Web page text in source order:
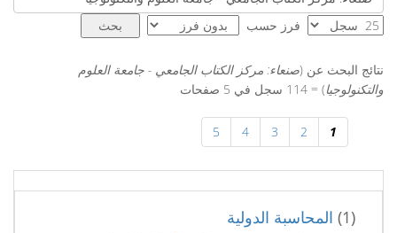
فرز حسب
نتائج البحث عن (صنعاء: مركز الكتاب الجامعي - جامعة العلوم
والتكنولوجيا) = 114 سجل في 5 صفحات
5 4 3 2 1
(1) المحاسبة الدولية